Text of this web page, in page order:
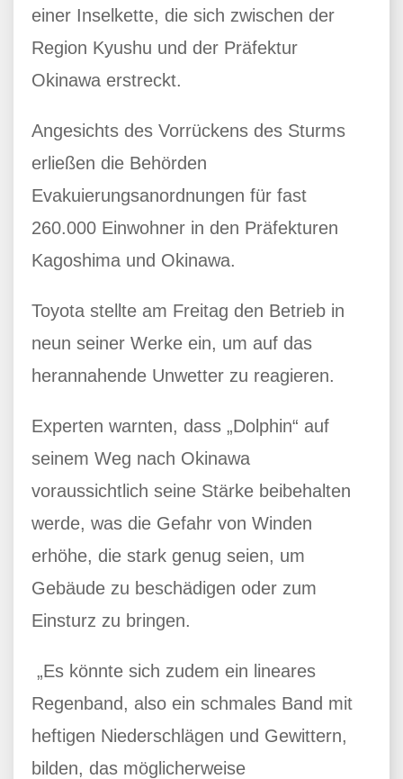
einer Inselkette, die sich zwischen der
Region Kyushu und der Präfektur
Okinawa erstreckt.
Angesichts des Vorrückens des Sturms
erließen die Behörden
Evakuierungsanordnungen für fast
260.000 Einwohner in den Präfekturen
Kagoshima und Okinawa.
Toyota stellte am Freitag den Betrieb in
neun seiner Werke ein, um auf das
herannahende Unwetter zu reagieren.
Experten warnten, dass „Dolphin“ auf
seinem Weg nach Okinawa
voraussichtlich seine Stärke beibehalten
werde, was die Gefahr von Winden
erhöhe, die stark genug seien, um
Gebäude zu beschädigen oder zum
Einsturz zu bringen.
„Es könnte sich zudem ein lineares
Regenband, also ein schmales Band mit
heftigen Niederschlägen und Gewittern,
bilden, das möglicherweise